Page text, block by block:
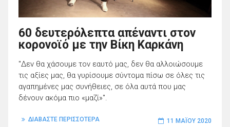
60 δευτερόλεπτα απέναντι στον
κορονοϊό με την Βίκη Καρκάνη
"Δεν θα χάσουμε τον εαυτό μας, δεν θα αλλοιώσουμε
τις αξίες μας, θα γυρίσουμε σύντομα πίσω σε όλες τις
αγαπημένες μας συνήθειες, σε όλα αυτά που μας
δένουν ακόμα πιο «μαζί»".
ΔΙΑΒΑΣΤΕ ΠΕΡΙΣΣΟΤΕΡΑ 11 ΜΑΪ́ΟΥ 2020